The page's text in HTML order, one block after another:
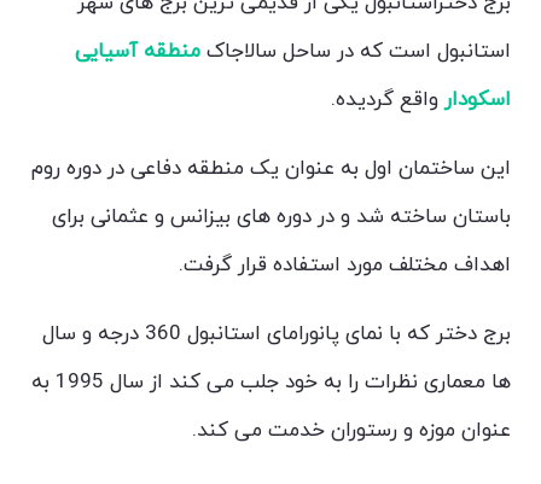
استانبول است که در ساحل سالاجاکمنطقه آسیایی
اسکودارواقع گردیده.
این ساختمان اول به عنوان یک منطقه دفاعی در دوره روم
باستان ساخته شد و در دوره های بیزانس و عثمانی برای
اهداف مختلف مورد استفاده قرار گرفت.
برج دختر که با نمای پانورامای استانبول 360 درجه و سال
ها معماری نظرات را به خود جلب می کند از سال 1995 به
عنوان موزه و رستوران خدمت می کند.